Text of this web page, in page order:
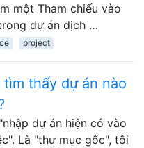
một Tham chiếu vào
dự án dịch …
project
tìm thấy dự án nào
dự án hiện có vào
Là "thư mục gốc", tôi